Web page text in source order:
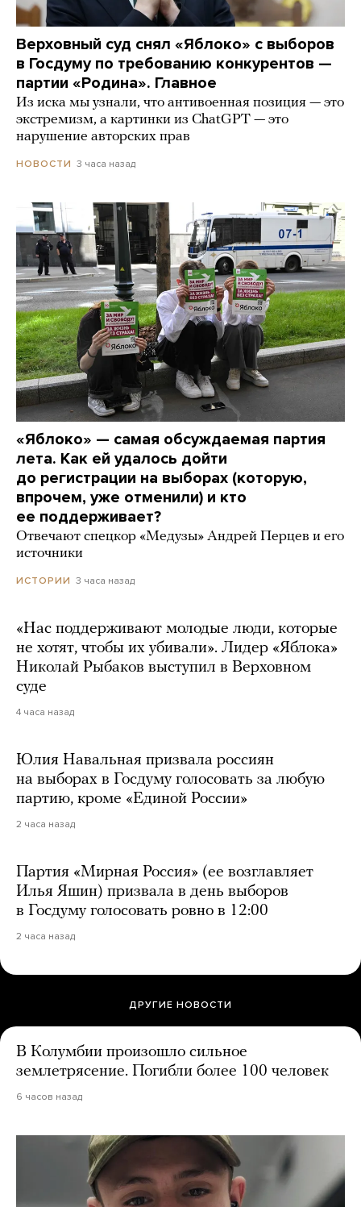
Верховный суд снял «Яблоко» с выборов
в Госдуму по требованию конкурентов —
партии «Родина». Главное
Из иска мы узнали, что антивоенная позиция — это
экстремизм, а картинки из СhatGPT — это
нарушение авторских прав
НОВОСТИ 3 часа назад
«Яблоко» — самая обсуждаемая партия
лета. Как ей удалось дойти
до регистрации на выборах (которую,
впрочем, уже отменили) и кто
ее поддерживает?
Отвечают спецкор «Медузы» Андрей Перцев и его
источники
ИСТОРИИ 3 часа назад
«Нас поддерживают молодые люди, которые
не хотят, чтобы их убивали». Лидер «Яблока»
Николай Рыбаков выступил в Верховном
суде
4 часа назад
Юлия Навальная призвала россиян
на выборах в Госдуму голосовать за любую
партию, кроме «Единой России»
2 часа назад
Партия «Мирная Россия» (ее возглавляет
Илья Яшин) призвала в день выборов
в Госдуму голосовать ровно в 12:00
2 часа назад
ДРУГИЕ НОВОСТИ
В Колумбии произошло сильное
землетрясение. Погибли более 100 человек
6 часов назад